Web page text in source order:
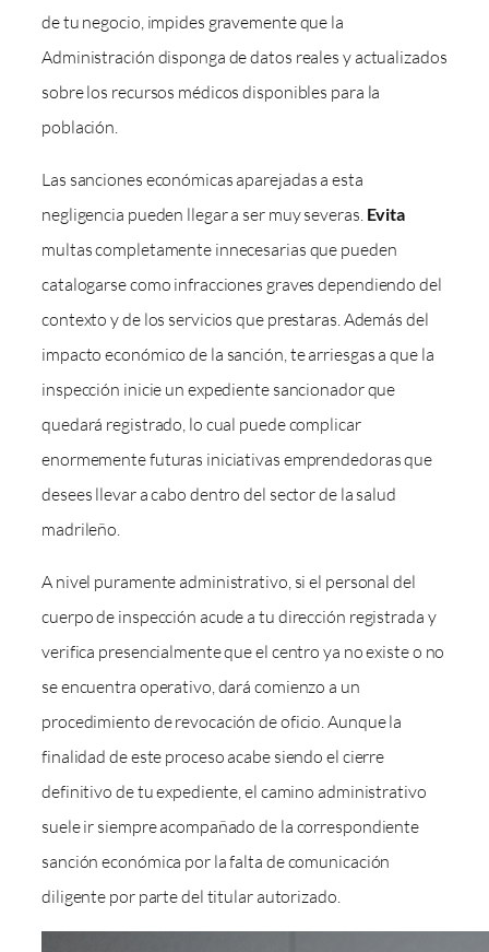
de tu negocio, impides gravemente que la
Administración disponga de datos reales y actualizados
sobre los recursos médicos disponibles para la
población.
Las sanciones económicas aparejadas a esta
negligencia pueden llegar a ser muy severas. Evita
multas completamente innecesarias que pueden
catalogarse como infracciones graves dependiendo del
contexto y de los servicios que prestaras. Además del
impacto económico de la sanción, te arriesgas a que la
inspección inicie un expediente sancionador que
quedará registrado, lo cual puede complicar
enormemente futuras iniciativas emprendedoras que
desees llevar a cabo dentro del sector de la salud
madrileño.
A nivel puramente administrativo, si el personal del
cuerpo de inspección acude a tu dirección registrada y
verifica presencialmente que el centro ya no existe o no
se encuentra operativo, dará comienzo a un
procedimiento de revocación de oficio. Aunque la
finalidad de este proceso acabe siendo el cierre
definitivo de tu expediente, el camino administrativo
suele ir siempre acompañado de la correspondiente
sanción económica por la falta de comunicación
diligente por parte del titular autorizado.